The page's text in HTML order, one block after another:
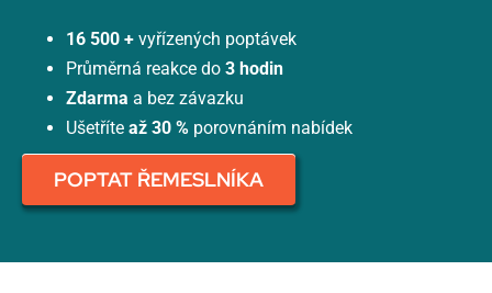
16 500 + vyřízených poptávek
Průměrná reakce do 3 hodin
Zdarma a bez závazku
Ušetříte až 30 %porovnáním nabídek
POPTAT ŘEMESLNÍKA